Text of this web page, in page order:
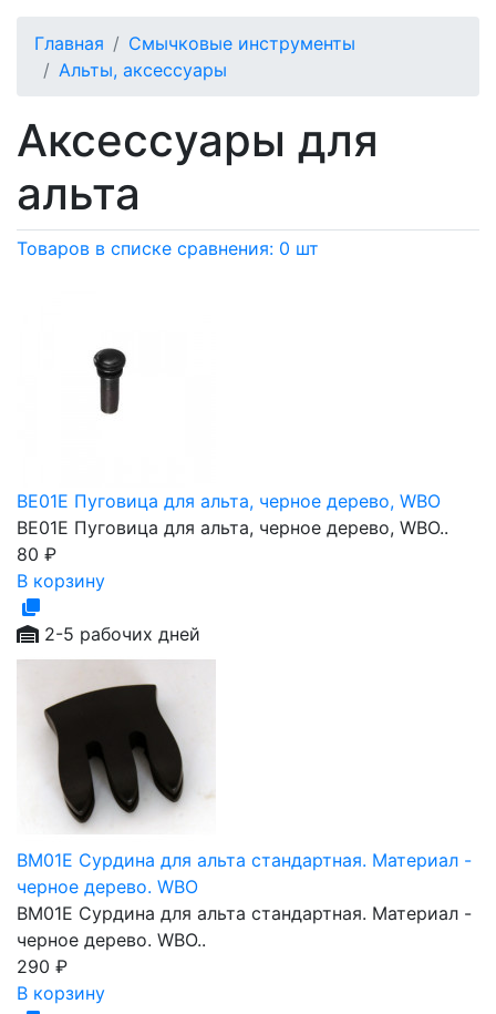
Главная
Смычковые инструменты
Альты, аксессуары
Аксессуары для
альта
Товаров в списке сравнения: 0 шт
BE01E Пуговица для альта, черное дерево, WBO
BE01E Пуговица для альта, черное дерево, WBO..
80 ₽
В корзину
2-5 рабочих дней
BM01E Сурдина для альта стандартная. Материал -
черное дерево. WBO
BM01E Сурдина для альта стандартная. Материал -
черное дерево. WBO..
290 ₽
В корзину